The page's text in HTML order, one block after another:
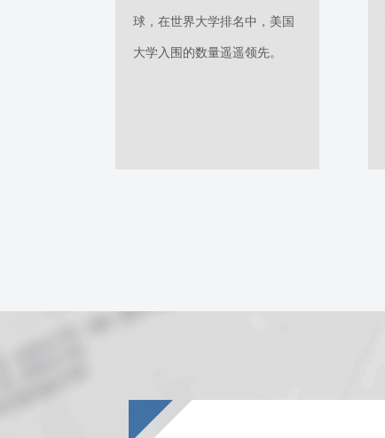
球，在世界大学排名中，美国
大学入围的数量遥遥领先。